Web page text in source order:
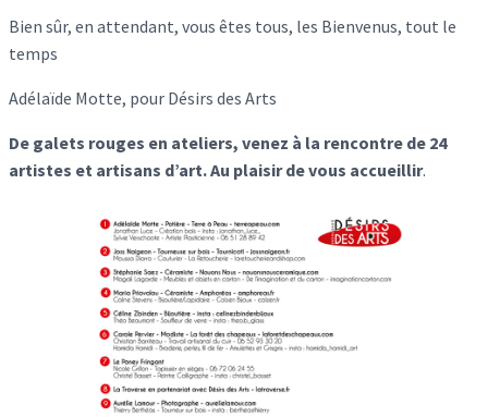
Bien sûr, en attendant, vous êtes tous, les Bienvenus, tout le
temps
Adélaïde Motte, pour Désirs des Arts
De galets rouges en ateliers, venez à la rencontre de 24
artistes et artisans d’art. Au plaisir de vous accueillir.